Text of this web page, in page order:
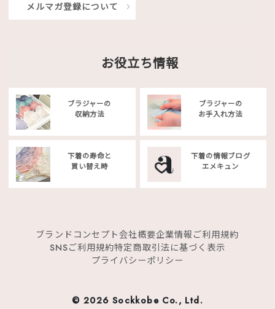
メルマガ登録について
お役立ち情報
ブラジャーの
収納方法
ブラジャーの
お手入れ方法
下着の寿命と
買い替え時
下着の情報ブログ
エメキュン
ブランドコンセプト会社概要企業情報 ご利用規約
SNSご利用規約特定商取引法に基づく表示
プライバシーポリシー
© 2026 Sockkobe Co., Ltd.